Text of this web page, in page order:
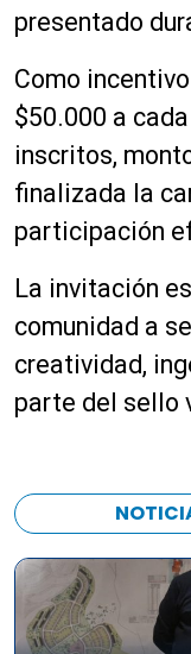
presentado
Como
$50.000 a
inscritos,
finalizada la
participación
La invitación
comunidad a
creatividad,
parte del sello